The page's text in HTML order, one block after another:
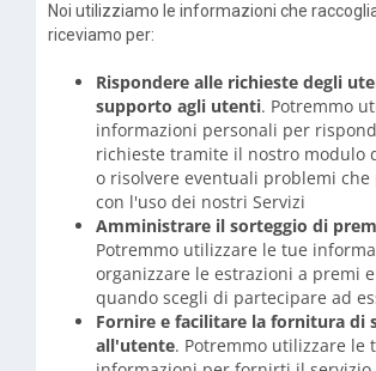
Noi utilizziamo le informazioni che
riceviamo per:
Rispondere alle richieste degli
supporto agli utenti. Potremmo
informazioni personali per
richieste tramite il nostro modulo
o risolvere eventuali problemi che
con l'uso dei nostri Servizi
Amministrare il sorteggio di
Potremmo utilizzare le tue
organizzare le estrazioni a premi
quando scegli di partecipare ad
Fornire e facilitare la fornitura di
all'utente. Potremmo utilizzare le